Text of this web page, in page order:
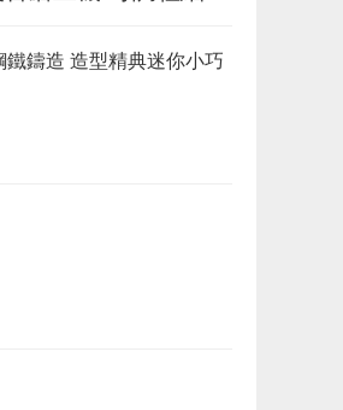
鑄造 造型精典迷你小巧